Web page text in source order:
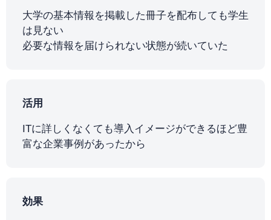
大学の基本情報を掲載した冊子を配布しても学生
は見ない
必要な情報を届けられない状態が続いていた
活用
ITに詳しくなくても導入イメージができるほど豊
富な企業事例があったから
効果